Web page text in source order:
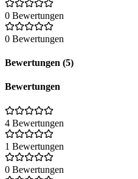
0 Bewertungen
0 Bewertungen
Bewertungen (5)
Bewertungen
4 Bewertungen
1 Bewertungen
0 Bewertungen